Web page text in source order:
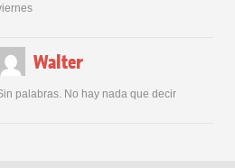
Walter
palabras. No hay nada que decir